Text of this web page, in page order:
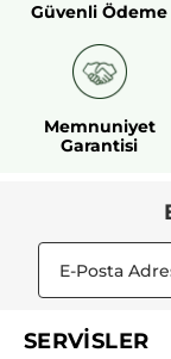
Güvenli Ödeme
Memnuniyet
Garantisi
SERVİSLER